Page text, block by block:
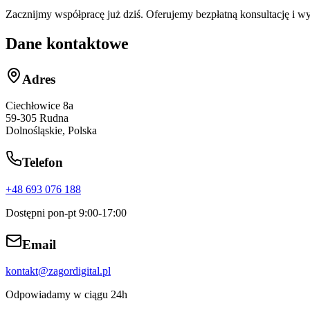
Zacznijmy współpracę już dziś. Oferujemy bezpłatną konsultację i
Dane kontaktowe
Adres
Ciechłowice 8a
59-305 Rudna
Dolnośląskie, Polska
Telefon
+48 693 076 188
Dostępni pon-pt 9:00-17:00
Email
kontakt@zagordigital.pl
Odpowiadamy w ciągu 24h